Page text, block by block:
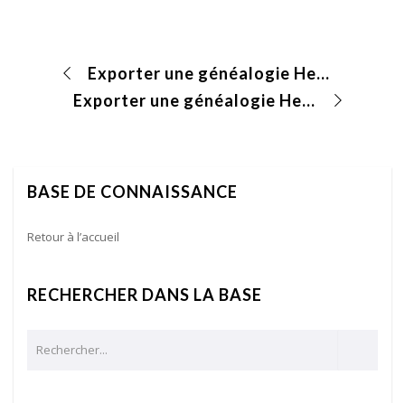
Exporter une généalogie Heredis depuis Heredis Android
Exporter une généalogie Heredis depuis Heredis iOS
BASE DE CONNAISSANCE
Retour à l’accueil
RECHERCHER DANS LA BASE